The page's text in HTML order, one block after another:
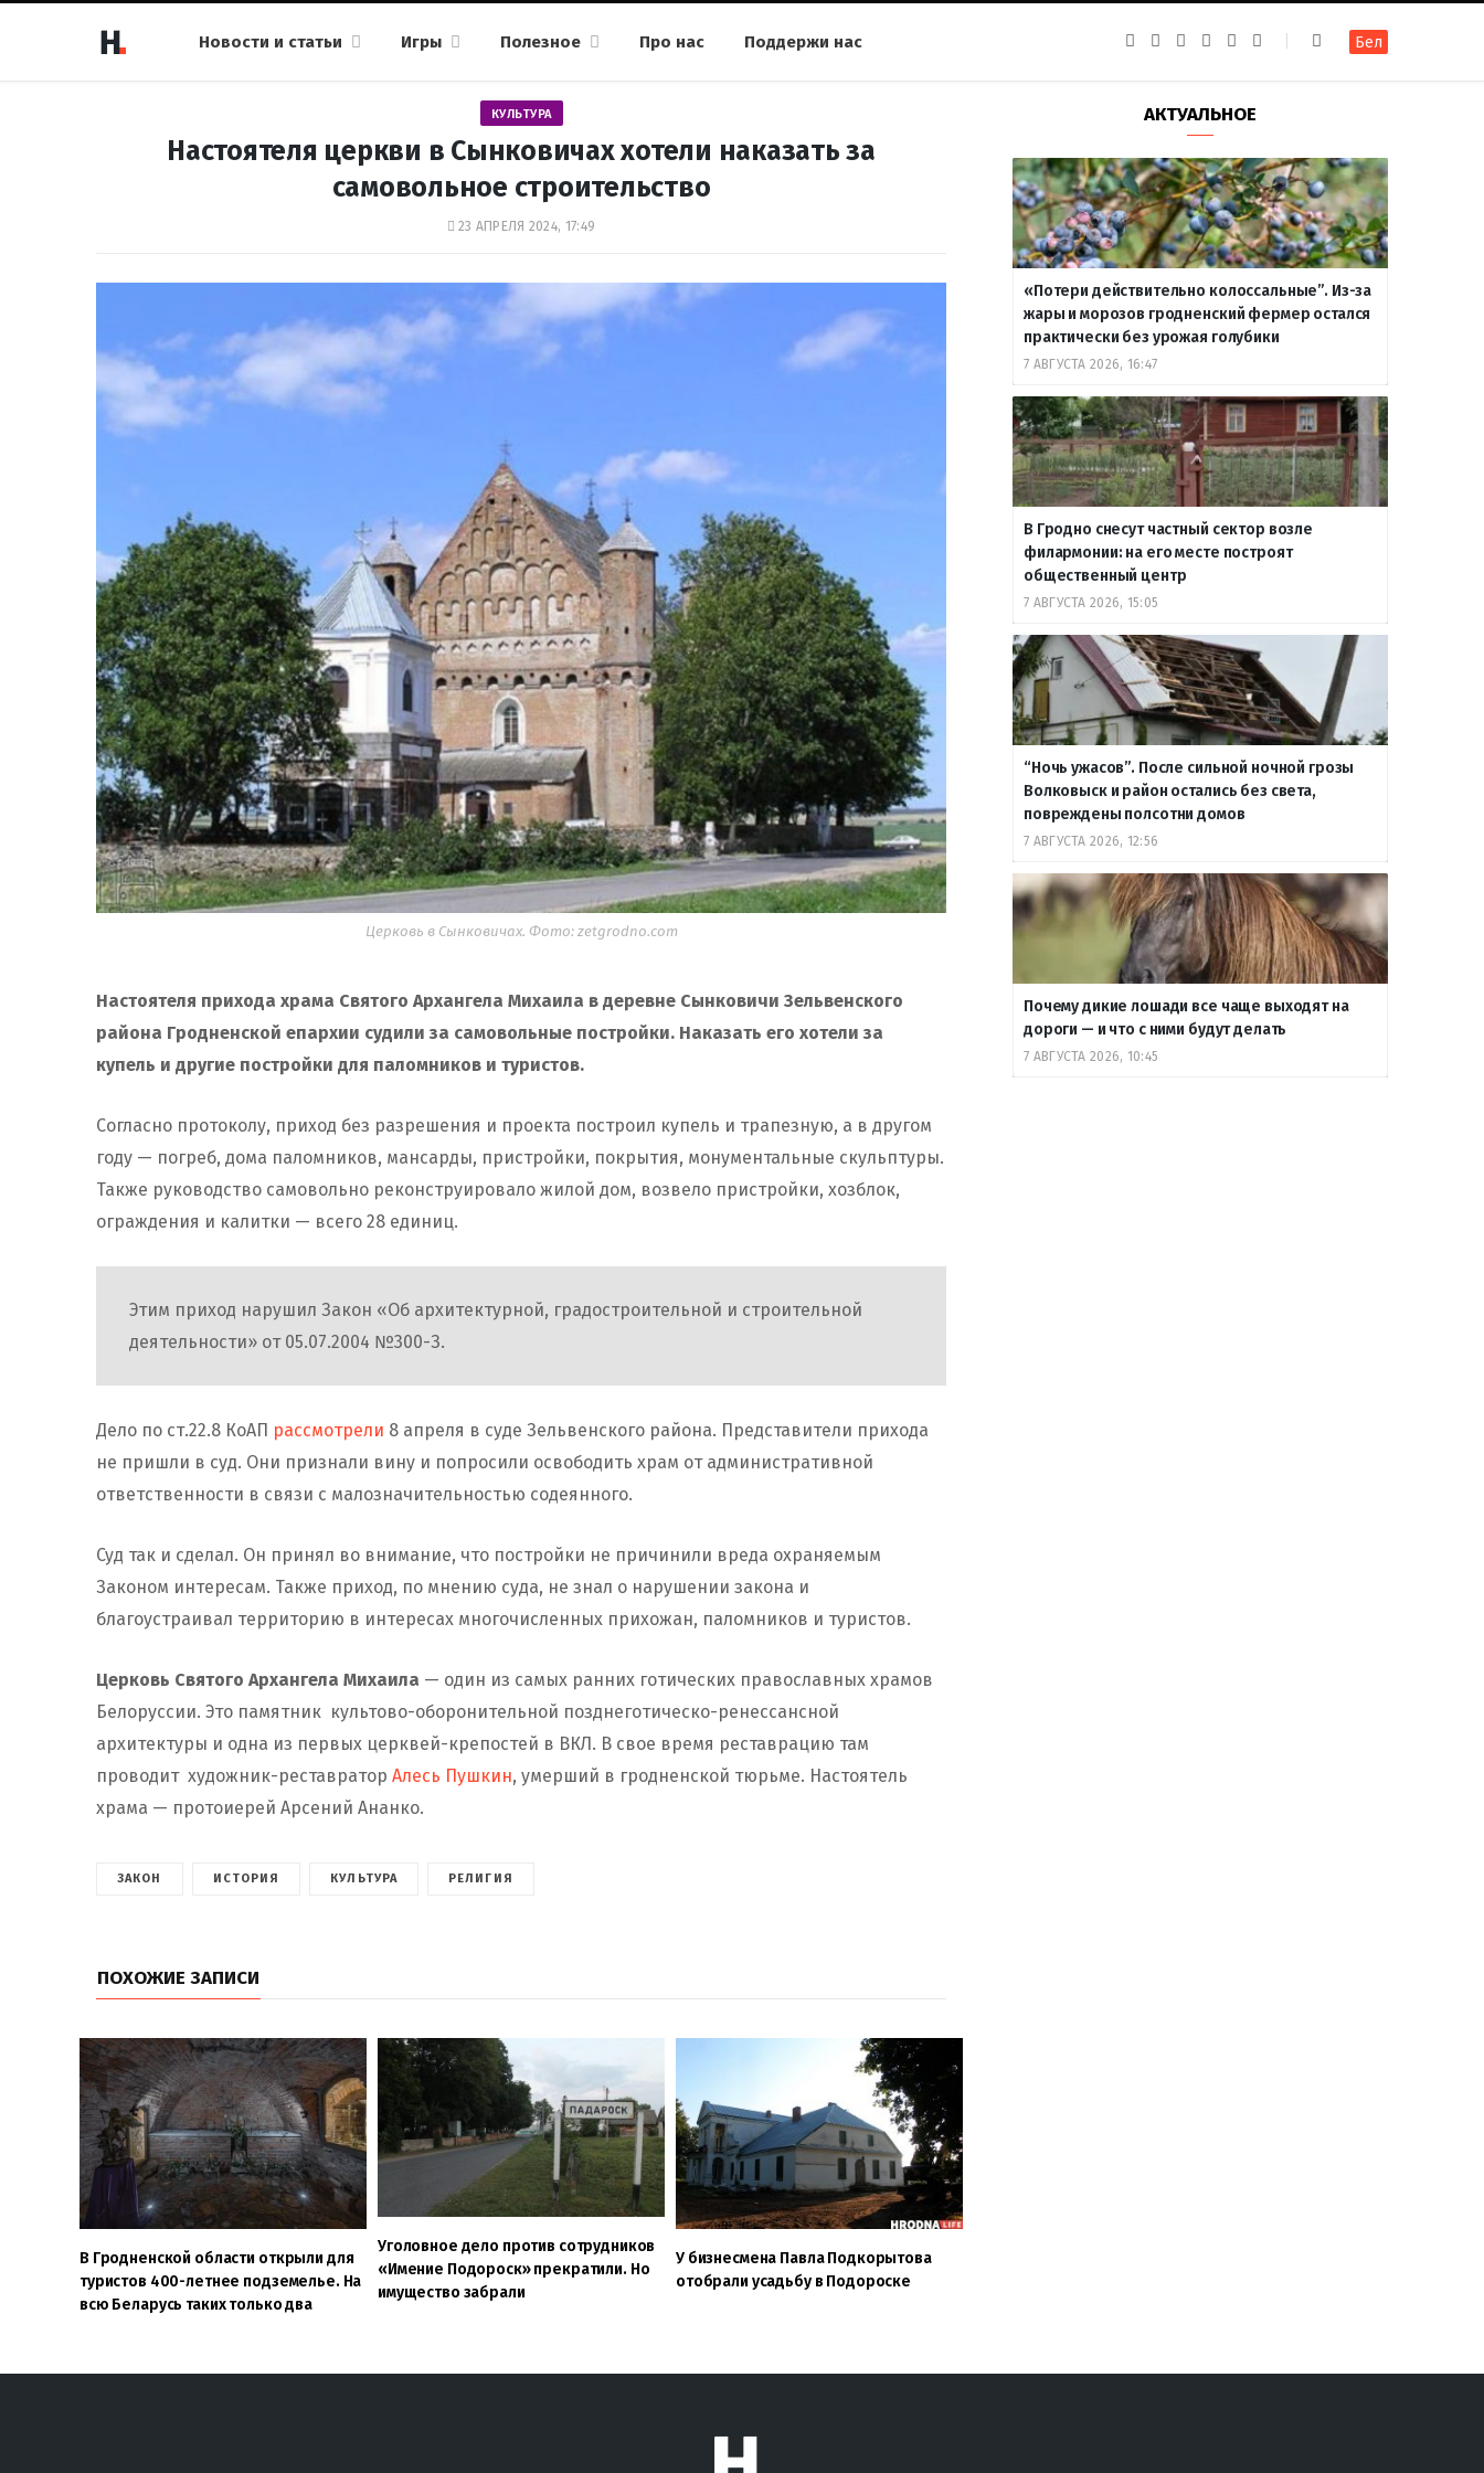
Новости и статьи Игры Полезное Про нас Поддержи нас
k
a
g
a
m
g
r
a
m
u
b
т
е
Бел
КУЛЬТУРА
Настоятеля церкви в Сынковичах хотели наказать за
самовольное строительство
23 АПРЕЛЯ 2024, 17:49
Церковь в Сынковичах. Фото: zetgrodno.com
Настоятеля прихода храма Святого Архангела Михаила в деревне Сынковичи Зельвенского
района Гродненской епархии судили за самовольные постройки. Наказать его хотели за
купель и другие постройки для паломников и туристов.
Согласно протоколу, приход без разрешения и проекта построил купель и трапезную, а в другом
году — погреб, дома паломников, мансарды, пристройки, покрытия, монументальные скульптуры.
Также руководство самовольно реконструировало жилой дом, возвело пристройки, хозблок,
ограждения и калитки — всего 28 единиц.
Этим приход нарушил Закон «Об архитектурной, градостроительной и строительной
деятельности» от 05.07.2004 №300-З.
Дело по ст.22.8 КоАП рассмотрели 8 апреля в суде Зельвенского района. Представители прихода
не пришли в суд. Они признали вину и попросили освободить храм от административной
ответственности в связи с малозначительностью содеянного.
Суд так и сделал. Он принял во внимание, что постройки не причинили вреда охраняемым
Законом интересам. Также приход, по мнению суда, не знал о нарушении закона и
благоустраивал территорию в интересах многочисленных прихожан, паломников и туристов.
Церковь Святого Архангела Михаила — один из самых ранних готических православных храмов
Белоруссии. Это памятник культово-оборонительной позднеготическо-ренессансной
архитектуры и одна из первых церквей-крепостей в ВКЛ. В свое время реставрацию там
проводит художник-реставратор Алесь Пушкин, умерший в гродненской тюрьме. Настоятель
храма — протоиерей Арсений Ананко.
ЗАКОН ИСТОРИЯ КУЛЬТУРА РЕЛИГИЯ
ПОХОЖИЕ ЗАПИСИ
В Гродненской области открыли для
туристов 400-летнее подземелье. На
всю Беларусь таких только два
Уголовное дело против сотрудников
«Имение Подороск» прекратили. Но
имущество забрали
У бизнесмена Павла Подкорытова
отобрали усадьбу в Подороске
АКТУАЛЬНОЕ
«Потери действительно колоссальные”. Из-за
жары и морозов гродненский фермер остался
практически без урожая голубики
7 АВГУСТА 2026, 16:47
В Гродно снесут частный сектор возле
филармонии: на его месте построят
общественный центр
7 АВГУСТА 2026, 15:05
“Ночь ужасов”. После сильной ночной грозы
Волковыск и район остались без света,
повреждены полсотни домов
7 АВГУСТА 2026, 12:56
Почему дикие лошади все чаще выходят на
дороги — и что с ними будут делать
7 АВГУСТА 2026, 10:45